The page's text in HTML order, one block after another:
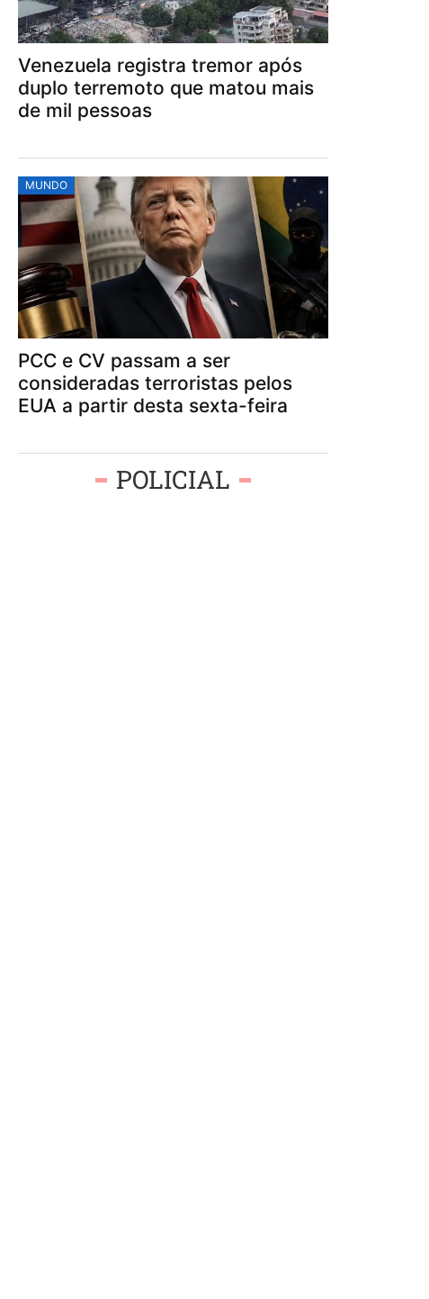
Venezuela registra tremor após
duplo terremoto que matou mais
de mil pessoas
MUNDO
PCC e CV passam a ser
consideradas terroristas pelos
EUA a partir desta sexta-feira
POLICIAL